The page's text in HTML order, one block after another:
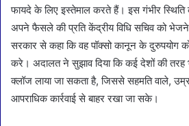
फायदे के लिए इस्तेमाल करते हैं। इस गंभीर स्थिति
अपने फैसले की प्रति केंद्रीय विधि सचिव को
सरकार से कहा कि वह पॉक्सो कानून के दुरुपयोग
करे। अदालत ने सुझाव दिया कि कई देशों की तरह
क्लॉज लाया जा सकता है, जिससे सहमति वाले,
आपराधिक कार्रवाई से बाहर रखा जा सके।